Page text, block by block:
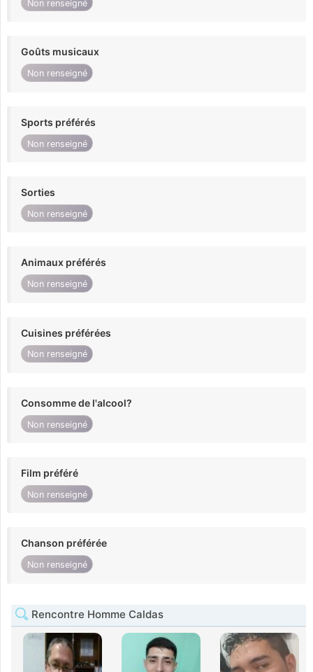
Non renseigné
Goûts musicaux
Non renseigné
Sports préférés
Non renseigné
Sorties
Non renseigné
Animaux préférés
Non renseigné
Cuisines préférées
Non renseigné
Consomme de l'alcool?
Non renseigné
Film préféré
Non renseigné
Chanson préférée
Non renseigné
Rencontre Homme Caldas